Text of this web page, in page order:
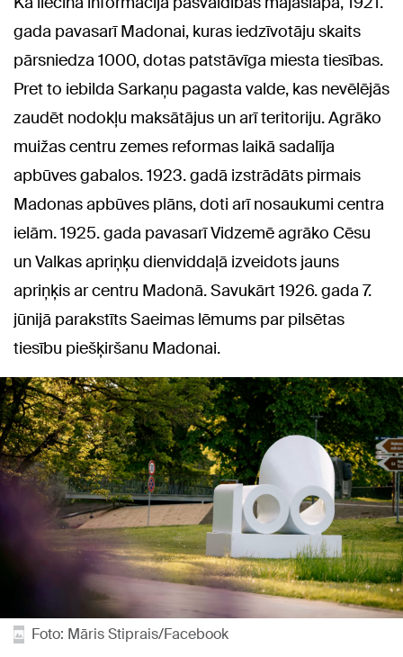
gada pavasarī Madonai, kuras iedzīvotāju skaits
pārsniedza 1000, dotas patstāvīga miesta tiesības.
Pret to iebilda Sarkaņu pagasta valde, kas nevēlējās
zaudēt nodokļu maksātājus un arī teritoriju. Agrāko
muižas centru zemes reformas laikā sadalīja
apbūves gabalos. 1923. gadā izstrādāts pirmais
Madonas apbūves plāns, doti arī nosaukumi centra
ielām. 1925. gada pavasarī Vidzemē agrāko Cēsu
un Valkas apriņķu dienviddaļā izveidots jauns
apriņķis ar centru Madonā. Savukārt 1926. gada 7.
jūnijā parakstīts Saeimas lēmums par pilsētas
tiesību piešķiršanu Madonai.
Foto: Māris Stiprais/Facebook